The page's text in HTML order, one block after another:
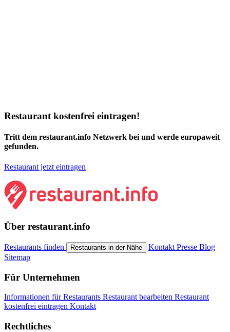
Restaurant kostenfrei eintragen!
Tritt dem restaurant.info Netzwerk bei und werde europaweit
gefunden.
Restaurant jetzt eintragen
Über restaurant.info
Restaurants finden Restaurants in der Nähe Kontakt Presse Blog
Sitemap
Für Unternehmen
Informationen für Restaurants Restaurant bearbeiten Restaurant
kostenfrei eintragen Kontakt
Rechtliches